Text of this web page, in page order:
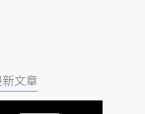
文章